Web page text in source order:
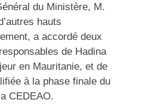
du Ministère, M.
hauts
a accordé deux
de Hadina
en Mauritanie, et de
à la phase finale du
CEDEAO.